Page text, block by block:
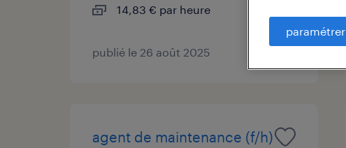
14,83 € par heure
publié le 26 août 2025
agent de maintenance (f/h)
paramétrer